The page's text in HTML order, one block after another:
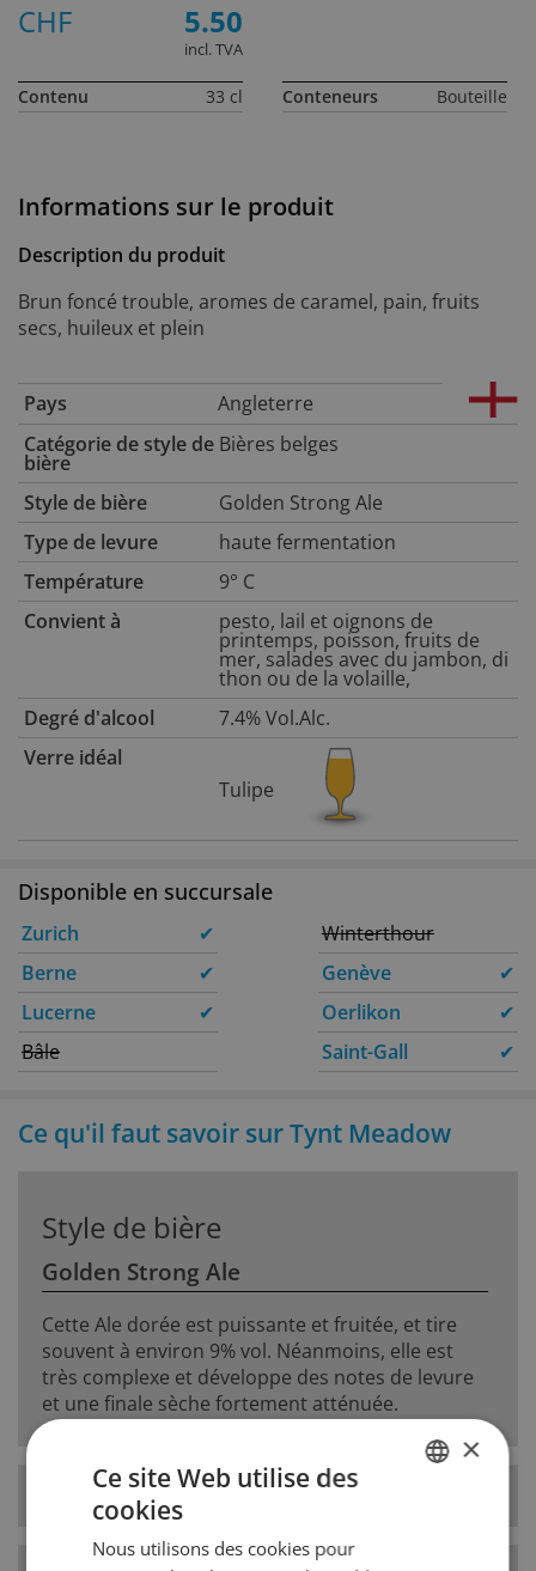
Informations sur le produit
Description du produit
Brun foncé trouble, aromes de caramel, pain, fruits
secs, huileux et plein
Pays
Angleterre
Catégorie de style de
bière
Bières belges
Style de bière
Golden Strong Ale
Type de levure
haute fermentation
Température
9° C
Convient à
pesto, lail et oignons de
printemps, poisson, fruits de
mer, salades avec du jambon, di
thon ou de la volaille,
Degré d'alcool
7.4% Vol.Alc.
Verre idéal
Tulipe
CHF
5.50
incl. TVA
Contenu 33 cl Conteneurs Bouteille
Disponible en succursale
Zurich
✔
Berne
✔
Lucerne
✔
Bâle
Winterthour
Genève
✔
Oerlikon
✔
Saint-Gall
✔
Ce qu'il faut savoir sur Tynt Meadow
Style de bière
Golden Strong Ale
Cette Ale dorée est puissante et fruitée, et tire
souvent à environ 9% vol. Néanmoins, elle est
très complexe et développe des notes de levure
et une finale sèche fortement atténuée.
Type de levure haute fermentation
×
Ce site Web utilise des
cookies
Nous utilisons des cookies pour